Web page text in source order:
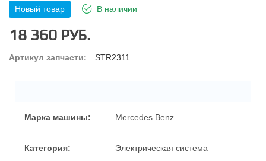
Новый товар В наличии
18 360 РУБ.
Артикул запчасти: STR2311
Марка машины: Mercedes Benz
Категория: Электрическая система